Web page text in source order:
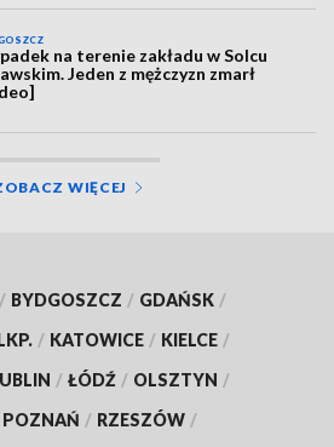
na terenie zakładu w Solcu
Jeden z mężczyzn zmarł
WIĘCEJ
/ BYDGOSZCZ / GDAŃSK /
/ KATOWICE / KIELCE /
/ ŁÓDŹ / OLSZTYN /
POZNAŃ / RZESZÓW /